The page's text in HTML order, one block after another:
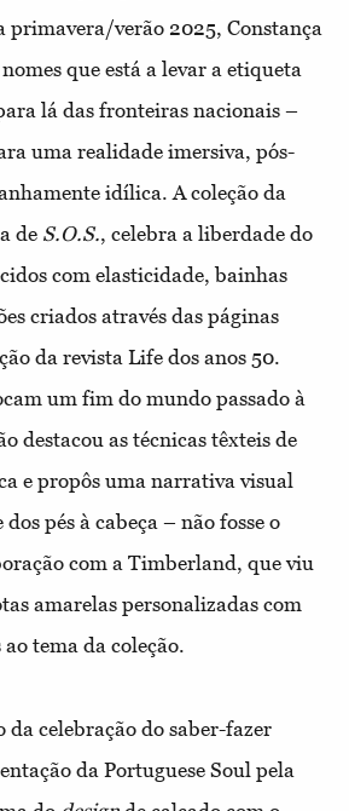
primavera/verão 2025, Constança
que está a levar a etiqueta
lá das fronteiras nacionais –
uma realidade imersiva, pós-
idílica. A coleção da
de S.O.S., celebra a liberdade do
com elasticidade, bainhas
criados através das páginas
da revista Life dos anos 50.
um fim do mundo passado à
destacou as técnicas têxteis de
e propôs uma narrativa visual
pés à cabeça – não fosse o
com a Timberland, que viu
amarelas personalizadas com
tema da coleção.
celebração do saber-fazer
da Portuguese Soul pela